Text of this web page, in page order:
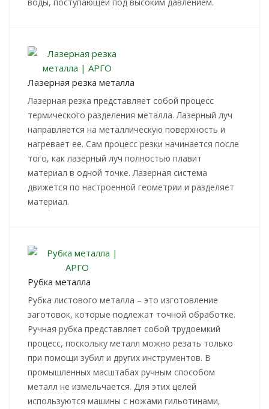
Лазерная резка металла
Лазерная резка представляет собой процесс
термического разделения металла. Лазерный луч
направляется на металлическую поверхность и
нагревает ее. Сам процесс резки начинается после
того, как лазерный луч полностью плавит
материал в одной точке. Лазерная система
движется по настроенной геометрии и разделяет
материал.
Рубка металла
Рубка листового металла – это изготовление
заготовок, которые подлежат точной обработке.
Ручная рубка представляет собой трудоемкий
процесс, поскольку металл можно резать только
при помощи зубил и других инструментов. В
промышленных масштабах ручным способом
металл не измельчается. Для этих целей
используются машины с ножами гильотинами,